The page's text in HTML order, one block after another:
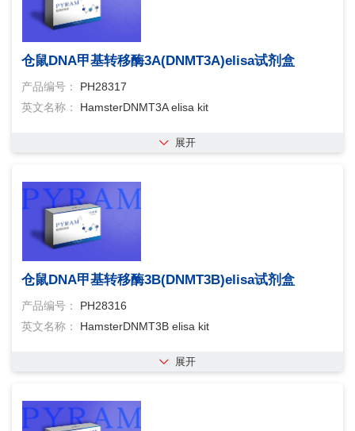
仓鼠DNA甲基转移酶3A(DNMT3A)elisa试剂盒
产品编号：
PH28317
英文名称：
HamsterDNMT3A elisa kit
展开
仓鼠DNA甲基转移酶3B(DNMT3B)elisa试剂盒
产品编号：
PH28316
英文名称：
HamsterDNMT3B elisa kit
展开